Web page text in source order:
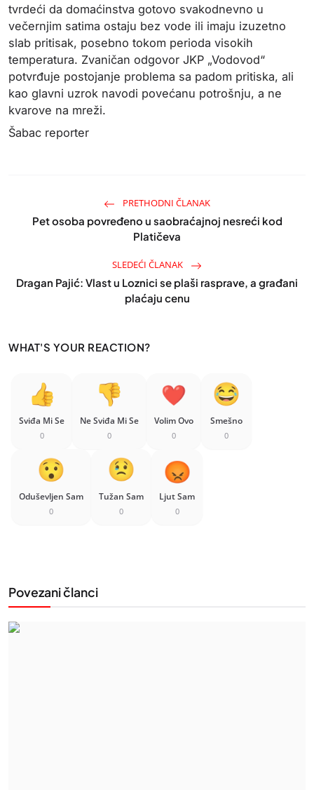
tvrdeći da domaćinstva gotovo svakodnevno u
večernjim satima ostaju bez vode ili imaju izuzetno
slab pritisak, posebno tokom perioda visokih
temperatura. Zvaničan odgovor JKP „Vodovod“
potvrđuje postojanje problema sa padom pritiska, ali
kao glavni uzrok navodi povećanu potrošnju, a ne
kvarove na mreži.
Šabac reporter
PRETHODNI ČLANAK
Pet osoba povređeno u saobraćajnoj nesreći kod
Platičeva
SLEDEĆI ČLANAK
Dragan Pajić: Vlast u Loznici se plaši rasprave, a građani
plaćaju cenu
WHAT'S YOUR REACTION?
Sviđa Mi Se
0
Ne Sviđa Mi Se
0
Volim Ovo
0
Smešno
0
Oduševljen Sam
0
Tužan Sam
0
Ljut Sam
0
Povezani članci